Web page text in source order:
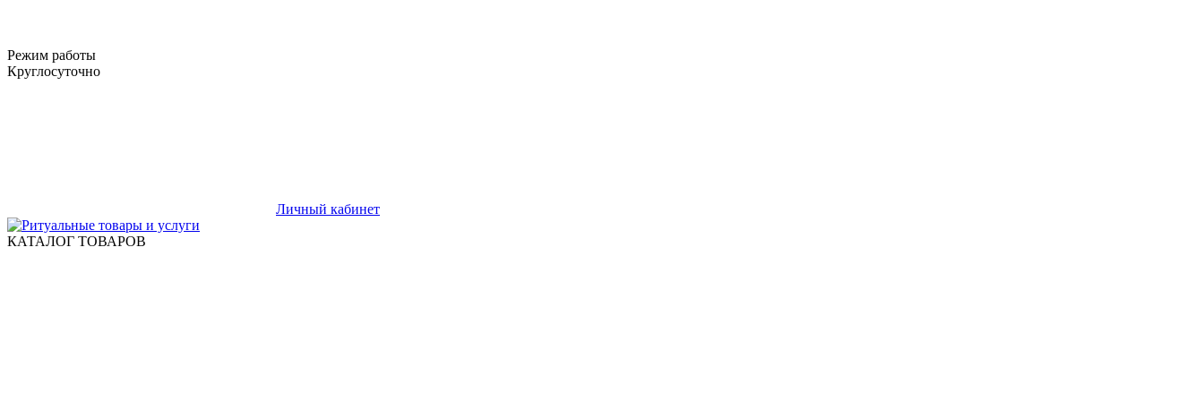
Режим работы
Круглосуточно
Личный кабинет
КАТАЛОГ ТОВАРОВ